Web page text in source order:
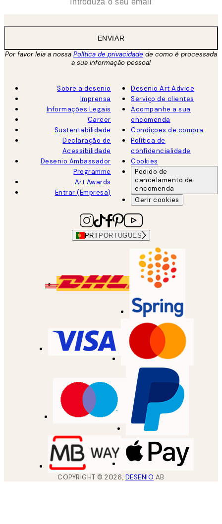
ENVIAR
Por favor leia a nossa Política de privacidade de como é processada
a sua informação pessoal
Sobre a desenio
Imprensa
Informações Legais
Career
Sustentabilidade
Declaração de
Acessibilidade
Desenio Ambassador
Programme
Art Awards
Entrar (Empresa)
Desenio Art Advice
Serviço de clientes
Acompanhe a sua
encomenda
Condições de compra
Política de
confidencialidade
Cookies
Pedido de
cancelamento de
encomenda
Gerir cookies
PRT PORTUGUES
COPYRIGHT ©2026, DESENIO AB